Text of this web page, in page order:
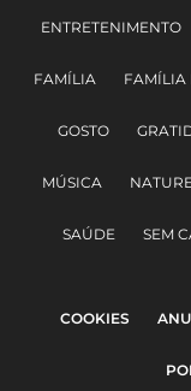
ENTRETENIMENTO
FAMÍLIA FAMÍLIA
GOSTO
MÚSICA
SAÚDE SEM
COOKIES